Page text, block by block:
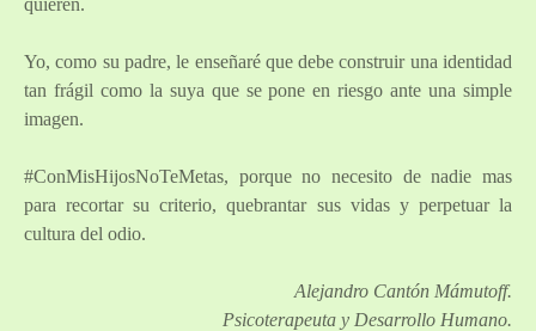
Yo, como su padre, le enseñaré que debe construir una identidad
tan frágil como la suya que se pone en riesgo ante una simple
imagen.
#ConMisHijosNoTeMetas, porque no necesito de nadie mas
para recortar su criterio, quebrantar sus vidas y perpetuar la
cultura del odio.
Alejandro Cantón Mámutoff.
Psicoterapeuta y Desarrollo Humano.